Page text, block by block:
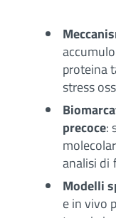
proteina
stress
precoce:
analisi di
Modelli
e in vivo